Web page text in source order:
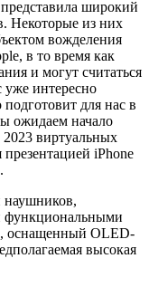
широкий
Некоторые из них
вожделения
в то время как
и могут считаться
интересно
для нас в
ожидаем начало
виртуальных
iPhone
наушников,
оснащенный OLED-
высокая